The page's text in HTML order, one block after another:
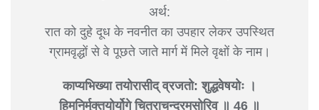
अर्थ:
रात को दुहे दूध के नवनीत का उपहार लेकर उपस्थित
ग्रामवृद्धों से वे पूछते जाते मार्ग में मिले वृक्षों के नाम।
काप्यभिख्या तयोरासीद् व्रजतो: शुद्धवेषयोः ।
हिमनिर्मुक्तयोर्योगे चित्राचन्द्रमसोरिव ॥ 46 ॥